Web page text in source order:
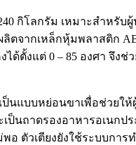
กิโลกรัม เหมาะสำหรั
ลิตจากเหล็กหุ้มพลาสติ
ด้ตั้งแต่ 0 – 85 องศา จึง
นแบบหย่อนขาเพื่อช่วยใ
นถาดรองอาหารอเนกป
ตัวเตียงยังใช้ระบบกา